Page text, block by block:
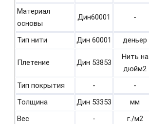
Материал
основы
Дин60001 -
Тип нити Дин 60001 деньер
Плетение Дин 53853
Нить на
дюйм2
Тип покрытия - -
Толщина
Дин 53353 мм
Вес
- г./м2